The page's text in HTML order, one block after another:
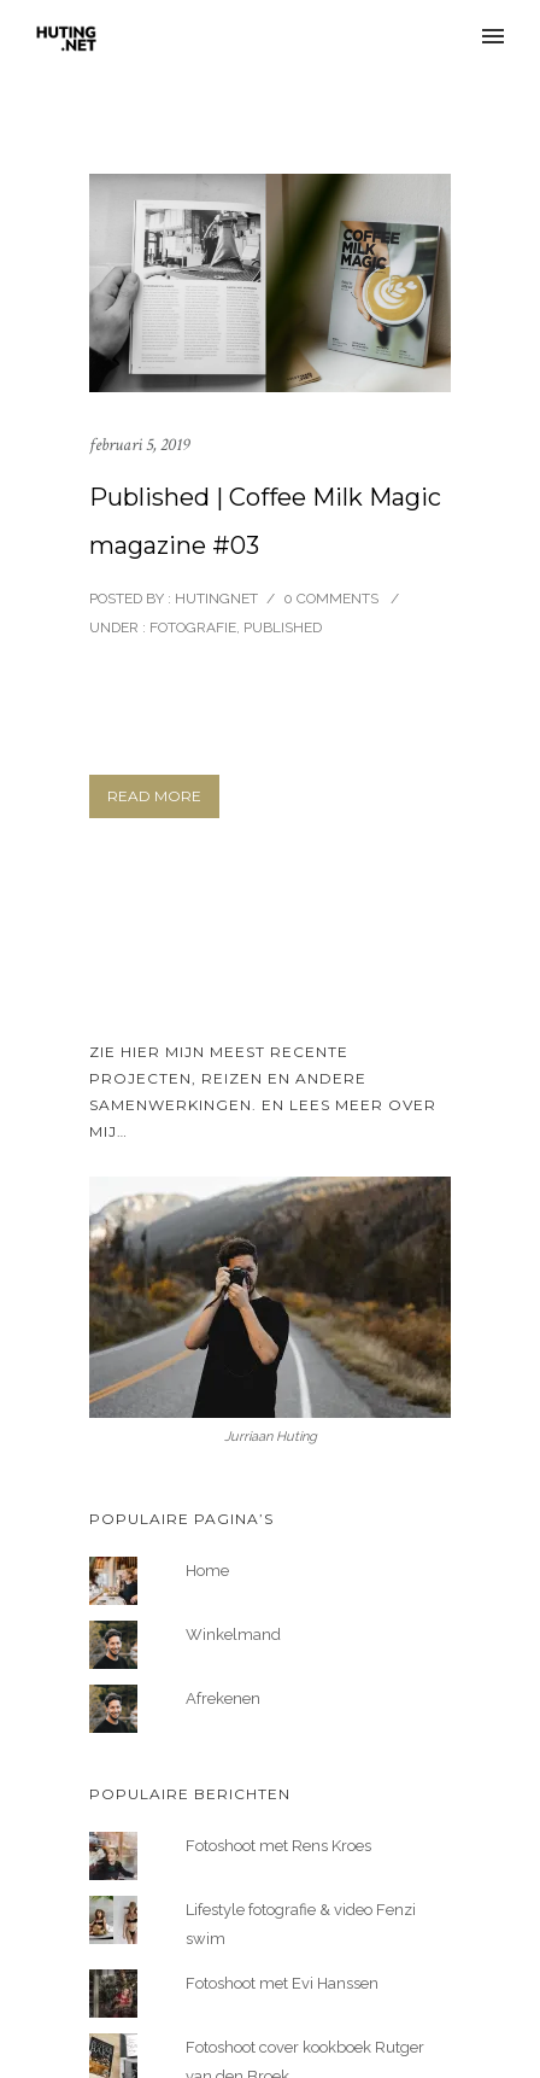
februari 5, 2019
Published | Coffee Milk Magic
magazine #03
POSTED BY : HUTINGNET / 0 COMMENTS
/
UNDER : FOTOGRAFIE, PUBLISHED
READ MORE
ZIE HIER MIJN MEEST RECENTE
PROJECTEN, REIZEN EN ANDERE
SAMENWERKINGEN. EN LEES MEER OVER
MIJ…
Jurriaan Huting
POPULAIRE PAGINA’S
Home
Winkelmand
Afrekenen
POPULAIRE BERICHTEN
Fotoshoot met Rens Kroes
Lifestyle fotografie & video Fenzi
swim
Fotoshoot met Evi Hanssen
Fotoshoot cover kookboek Rutger